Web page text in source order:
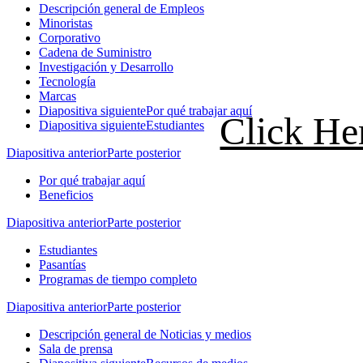
Descripción general de Empleos
Minoristas
Corporativo
Cadena de Suministro
Investigación y Desarrollo
Tecnología
Marcas
Diapositiva siguientePor qué trabajar aquí
Diapositiva siguienteEstudiantes
Diapositiva anteriorParte posterior
Por qué trabajar aquí
Beneficios
Diapositiva anteriorParte posterior
Estudiantes
Pasantías
Programas de tiempo completo
Diapositiva anteriorParte posterior
Descripción general de Noticias y medios
Sala de prensa
Click